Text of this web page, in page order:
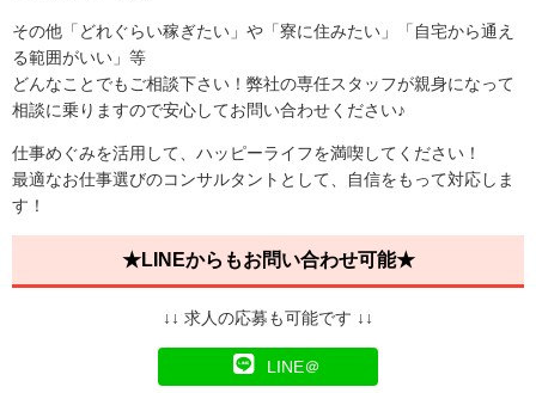
その他「どれぐらい稼ぎたい」や「寮に住みたい」「自宅から通え
る範囲がいい」等
どんなことでもご相談下さい！弊社の専任スタッフが親身になって
相談に乗りますので安心してお問い合わせください♪
仕事めぐみを活用して、ハッピーライフを満喫してください！
最適なお仕事選びのコンサルタントとして、自信をもって対応しま
す！
★LINEからもお問い合わせ可能★
↓↓ 求人の応募も可能です ↓↓
LINE＠